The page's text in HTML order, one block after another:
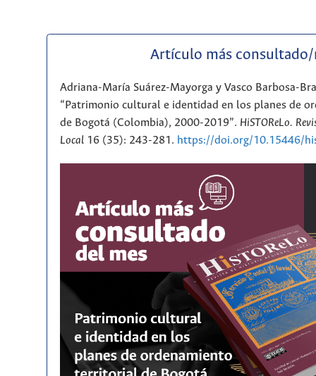
Artículo más consultado/
Adriana-María Suárez-Mayorga y Vasco Barbosa-
“Patrimonio cultural e identidad en los planes de
de Bogotá (Colombia), 2000-2019”. HiSTOReLo.
Local16 (35): 243-281. https://doi.org/10.15446/